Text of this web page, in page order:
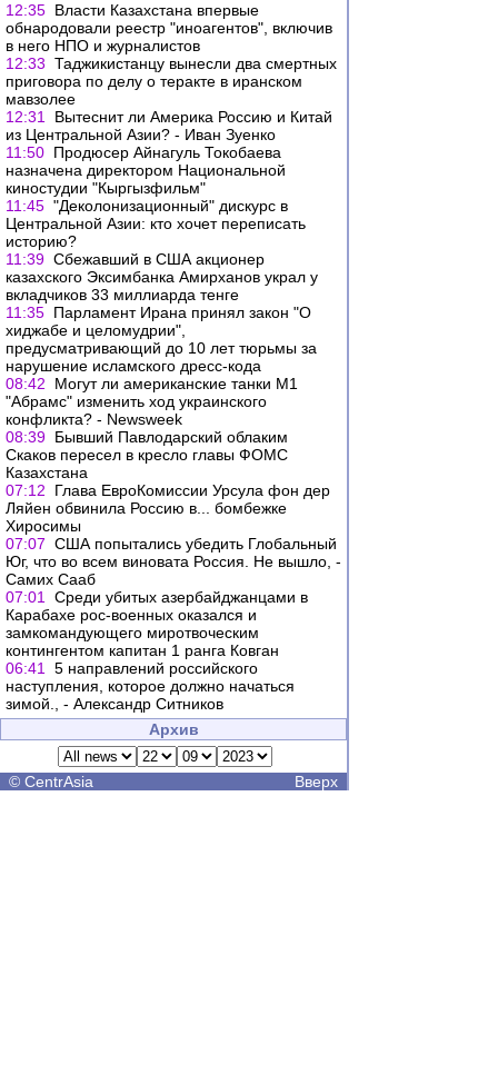
12:35 Власти Казахстана впервые
обнародовали реестр "иноагентов", включив
в него НПО и журналистов
12:33 Таджикистанцу вынесли два смертных
приговора по делу о теракте в иранском
мавзолее
12:31
Вытеснит ли Америка Россию и Китай
из Центральной Азии? - Иван Зуенко
11:50 Продюсер Айнагуль Токобаева
назначена директором Национальной
киностудии "Кыргызфильм"
11:45 "Деколонизационный" дискурс в
Центральной Азии: кто хочет переписать
историю?
11:39 Сбежавший в США акционер
казахского Эксимбанка Амирханов украл у
вкладчиков 33 миллиарда тенге
11:35 Парламент Ирана принял закон "О
хиджабе и целомудрии",
предусматривающий до 10 лет тюрьмы за
нарушение исламского дресс-кода
08:42
Могут ли американские танки М1
"Абрамс" изменить ход украинского
конфликта? - Newsweek
08:39 Бывший Павлодарский облаким
Скаков пересел в кресло главы ФОМС
Казахстана
07:12
Глава ЕвроКомиссии Урсула фон дер
Ляйен обвинила Россию в... бомбежке
Хиросимы
07:07 CША попытались убедить Глобальный
Юг, что во всем виновата Россия. Не вышло, -
Самих Сааб
07:01
Среди убитых азербайджанцами в
Карабахе рос-военных оказался и
замкомандующего миротвоческим
контингентом капитан 1 ранга Ковган
06:41
5 направлений российского
наступления, которое должно начаться
зимой., - Александр Ситников
Архив
© CentrAsia Вверх